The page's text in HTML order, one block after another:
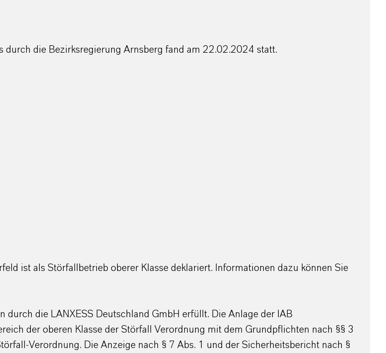
durch die Bezirksregierung Arnsberg fand am 22.02.2024 statt.
ist als Störfallbetrieb oberer Klasse deklariert. Informationen dazu können Sie
die LANXESS Deutschland GmbH erfüllt. Die Anlage der IAB
der oberen Klasse der Störfall Verordnung mit dem Grundpflichten nach §§ 3
Verordnung. Die Anzeige nach § 7 Abs. 1 und der Sicherheitsbericht nach §